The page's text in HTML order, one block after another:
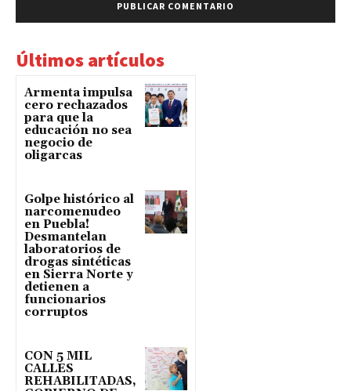
Últimos artículos
Armenta impulsa
cero rechazados
para que la
educación no sea
negocio de
oligarcas
Golpe histórico al
narcomenudeo
en Puebla!
Desmantelan
laboratorios de
drogas sintéticas
en Sierra Norte y
detienen a
funcionarios
corruptos
CON 5 MIL
CALLES
REHABILITADAS,